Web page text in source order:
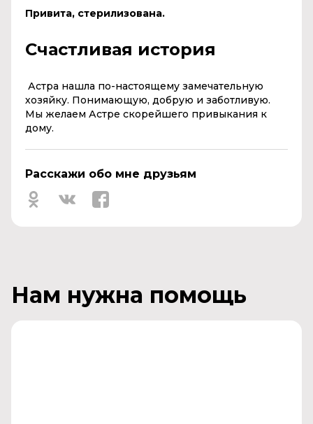
Привита, стерилизована.
Счастливая история
Астра нашла по-настоящему замечательную
хозяйку. Понимающую, добрую и заботливую.
Мы желаем Астре скорейшего привыкания к
дому.
Расскажи обо мне друзьям
Нам нужна помощь